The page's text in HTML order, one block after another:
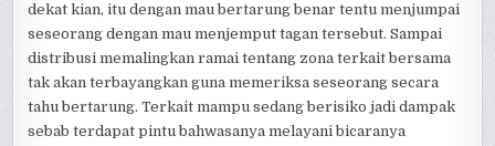
dekat kian, itu dengan mau bertarung benar tentu menjumpai
seseorang dengan mau menjemput tagan tersebut. Sampai
distribusi memalingkan ramai tentang zona terkait bersama
tak akan terbayangkan guna memeriksa seseorang secara
tahu bertarung. Terkait mampu sedang berisiko jadi dampak
sebab terdapat pintu bahwasanya melayani bicaranya